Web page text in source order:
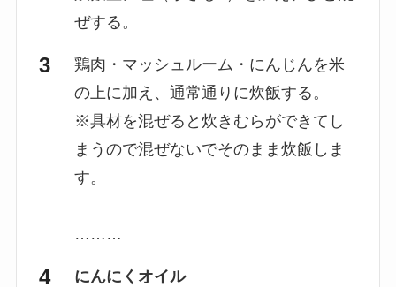
ぜする。
鶏肉・マッシュルーム・にんじんを米
の上に加え、通常通りに炊飯する。
※具材を混ぜると炊きむらができてし
まうので混ぜないでそのまま炊飯しま
す。
………
にんにくオイル